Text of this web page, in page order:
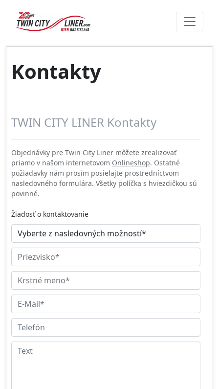
Kontakty
TWIN CITY LINER Kontakty
Objednávky pre Twin City Liner môžete zrealizovať
priamo v našom internetovom Onlineshop. Ostatné
požiadavky nám prosím posielajte prostredníctvom
nasledovného formulára. Všetky políčka s hviezdičkou sú
povinné.
Žiadosť o kontaktovanie